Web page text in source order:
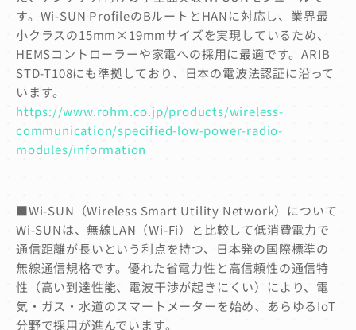
す。Wi-SUN ProfileのBルートとHANに対応し、業界最
小クラスの15mm×19mmサイズを実現しているため、
HEMSコントローラーや家電への採用に最適です。ARIB
STD-T108にも準拠しており、日本の電波法認証に沿って
います。
https://www.rohm.co.jp/products/wireless-
communication/specified-low-power-radio-
modules/information
■Wi-SUN（Wireless Smart Utility Network）について
Wi-SUNは、無線LAN（Wi-Fi）と比較して低消費電力で
通信距離が長いという利点を持つ、日本発の国際標準の
無線通信規格です。優れた省電力性と高信頼性の通信特
性（高い到達性能、電波干渉が起きにくい）により、電
気・ガス・水道のスマートメーターを始め、あらゆるIoT
分野で採用が進んでいます。